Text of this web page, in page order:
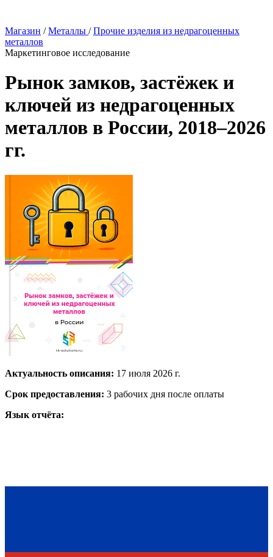
Магазин / Металлы / Прочие изделия из недрагоценных
металлов
Маркетинговое исследование
Рынок замков, застёжек и
ключей из недрагоценных
металлов в России, 2018–2026
гг.
Актуальность описания: 17 июля 2026 г.
Срок предоставления: 3 рабочих дня после оплаты
Язык отчёта: